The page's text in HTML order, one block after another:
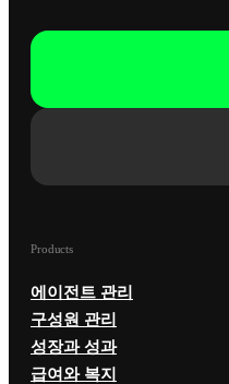
Products
에이전트 관리
구성원 관리
성장과 성과
급여와 복지